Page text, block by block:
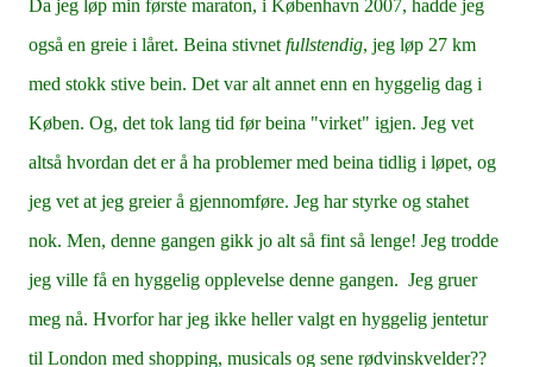
Da jeg løp min første maraton, i København 2007, hadde jeg
også en greie i låret. Beina stivnet fullstendig, jeg løp 27 km
med stokk stive bein. Det var alt annet enn en hyggelig dag i
Køben. Og, det tok lang tid før beina "virket" igjen. Jeg vet
altså hvordan det er å ha problemer med beina tidlig i løpet, og
jeg vet at jeg greier å gjennomføre. Jeg har styrke og stahet
nok. Men, denne gangen gikk jo alt så fint så lenge! Jeg trodde
jeg ville få en hyggelig opplevelse denne gangen. Jeg gruer
meg nå. Hvorfor har jeg ikke heller valgt en hyggelig jentetur
til London med shopping, musicals og sene rødvinskvelder??